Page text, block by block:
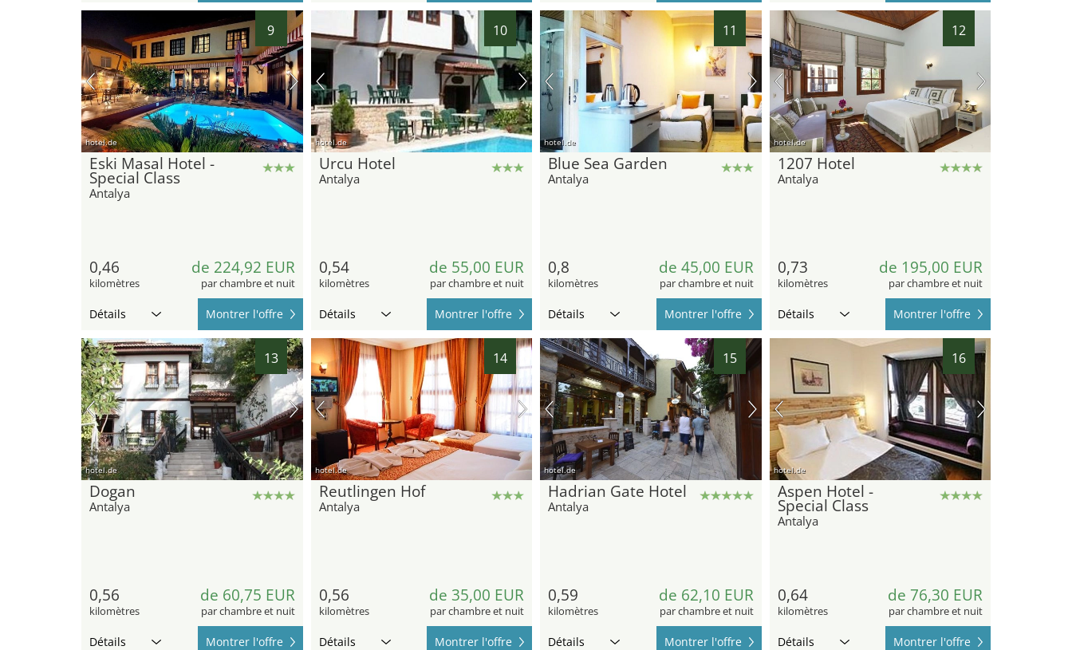
9
hotel.de
Eski Masal Hotel -
Special Class
Antalya
0,46
kilomètres
de 224,92 EUR
par chambre et nuit
Détails Montrer l'offre
10
hotel.de
Urcu Hotel
Antalya
0,54
kilomètres
de 55,00 EUR
par chambre et nuit
Détails Montrer l'offre
11
hotel.de
Blue Sea Garden
Antalya
0,8
kilomètres
de 45,00 EUR
par chambre et nuit
Détails Montrer l'offre
12
hotel.de
1207 Hotel
Antalya
0,73
kilomètres
de 195,00 EUR
par chambre et nuit
Détails Montrer l'offre
13
hotel.de
Dogan
Antalya
0,56
kilomètres
de 60,75 EUR
par chambre et nuit
Détails Montrer l'offre
14
hotel.de
Reutlingen Hof
Antalya
0,56
kilomètres
de 35,00 EUR
par chambre et nuit
Détails Montrer l'offre
15
hotel.de
Hadrian Gate Hotel
Antalya
0,59
kilomètres
de 62,10 EUR
par chambre et nuit
Détails Montrer l'offre
16
hotel.de
Aspen Hotel -
Special Class
Antalya
0,64
kilomètres
de 76,30 EUR
par chambre et nuit
Détails Montrer l'offre